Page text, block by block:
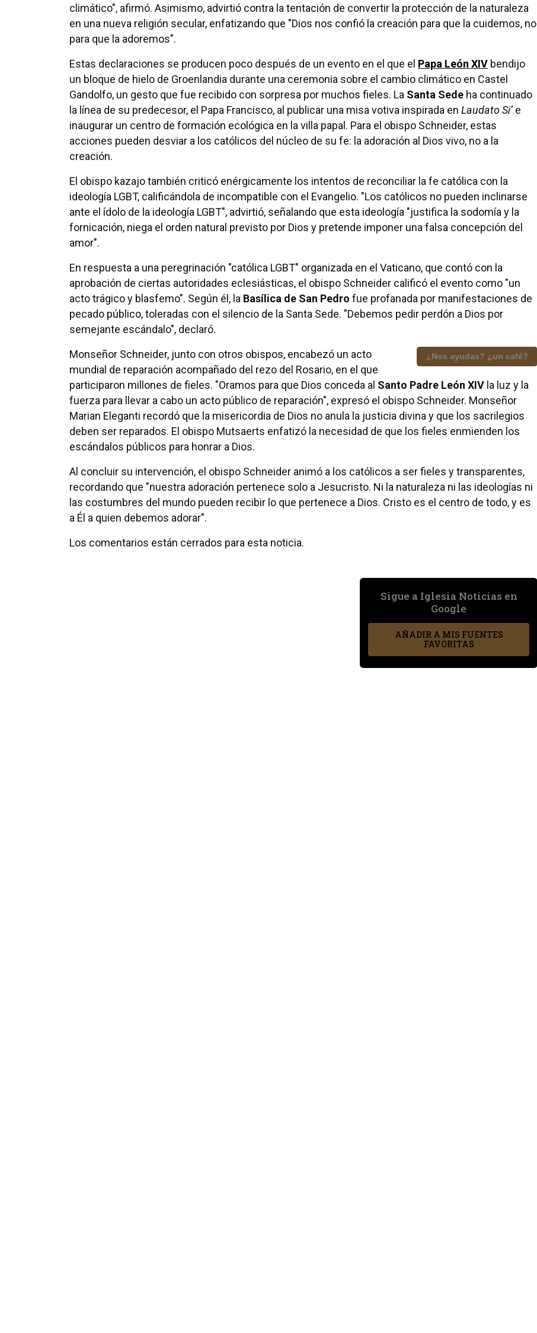
climático", afirmó. Asimismo, advirtió contra la tentación de convertir la protección de la naturaleza
en una nueva religión secular, enfatizando que "Dios nos confió la creación para que la cuidemos, no
para que la adoremos".
Estas declaraciones se producen poco después de un evento en el que el Papa León XIV bendijo
un bloque de hielo de Groenlandia durante una ceremonia sobre el cambio climático en Castel
Gandolfo, un gesto que fue recibido con sorpresa por muchos fieles. La Santa Sede ha continuado
la línea de su predecesor, el Papa Francisco, al publicar una misa votiva inspirada en Laudato Si’e
inaugurar un centro de formación ecológica en la villa papal. Para el obispo Schneider, estas
acciones pueden desviar a los católicos del núcleo de su fe: la adoración al Dios vivo, no a la
creación.
El obispo kazajo también criticó enérgicamente los intentos de reconciliar la fe católica con la
ideología LGBT, calificándola de incompatible con el Evangelio. "Los católicos no pueden inclinarse
ante el ídolo de la ideología LGBT", advirtió, señalando que esta ideología "justifica la sodomía y la
fornicación, niega el orden natural previsto por Dios y pretende imponer una falsa concepción del
amor".
En respuesta a una peregrinación "católica LGBT" organizada en el Vaticano, que contó con la
aprobación de ciertas autoridades eclesiásticas, el obispo Schneider calificó el evento como "un
acto trágico y blasfemo". Según él, la Basílica de San Pedro fue profanada por manifestaciones de
pecado público, toleradas con el silencio de la Santa Sede. "Debemos pedir perdón a Dios por
semejante escándalo", declaró.
¿Nos ayudas? ¿un café?
Monseñor Schneider, junto con otros obispos, encabezó un acto
mundial de reparación acompañado del rezo del Rosario, en el que
participaron millones de fieles. "Oramos para que Dios conceda al Santo Padre León XIV la luz y la
fuerza para llevar a cabo un acto público de reparación", expresó el obispo Schneider. Monseñor
Marian Eleganti recordó que la misericordia de Dios no anula la justicia divina y que los sacrilegios
deben ser reparados. El obispo Mutsaerts enfatizó la necesidad de que los fieles enmienden los
escándalos públicos para honrar a Dios.
Al concluir su intervención, el obispo Schneider animó a los católicos a ser fieles y transparentes,
recordando que "nuestra adoración pertenece solo a Jesucristo. Ni la naturaleza ni las ideologías ni
las costumbres del mundo pueden recibir lo que pertenece a Dios. Cristo es el centro de todo, y es
a Él a quien debemos adorar".
Los comentarios están cerrados para esta noticia.
Sigue a Iglesia Noticias en
Google
AÑADIR A MIS FUENTES
FAVORITAS